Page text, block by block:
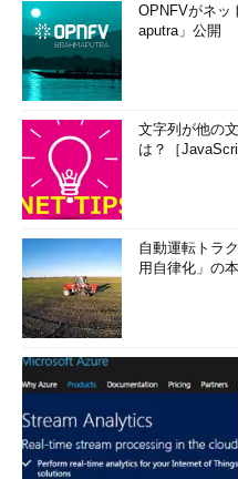
OPNFVがネッ
aputra」公開
文字列が他の
は？［
自動運転トラ
用自律化」の